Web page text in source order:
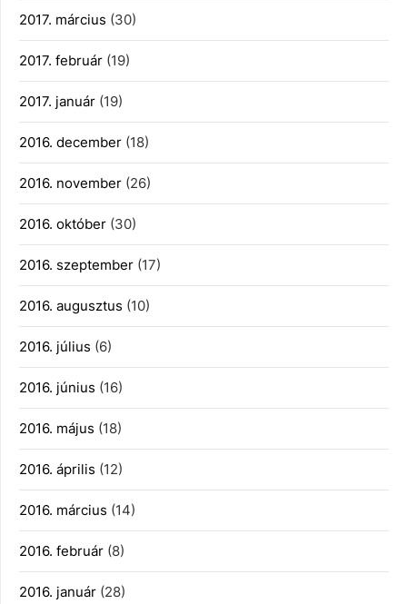
2017. március (30)
2017. február (19)
2017. január (19)
2016. december (18)
2016. november (26)
2016. október (30)
2016. szeptember (17)
2016. augusztus (10)
2016. július (6)
2016. június (16)
2016. május (18)
2016. április (12)
2016. március (14)
2016. február (8)
2016. január (28)